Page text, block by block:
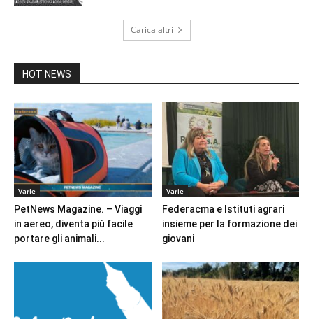
Carica altri
HOT NEWS
Varie
PetNews Magazine. – Viaggi
in aereo, diventa più facile
portare gli animali...
Varie
Federacma e Istituti agrari
insieme per la formazione dei
giovani